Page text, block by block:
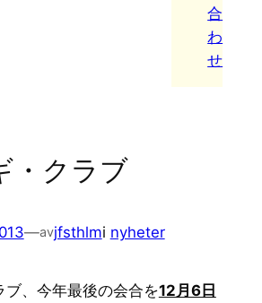
合
わ
せ
・クラブ
—avjfsthlmi nyheter
ブ、今年最後の会合を12月6日